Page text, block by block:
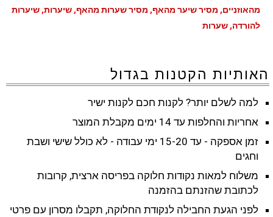
מהאוזניים, מסיר שיער מהאף, מסיר שערות מהאף, שיערות, שיערות
להורדה, שערות
האותיות הקטנות בגדול
למה לשלם יותר? לקנות חכם לקנות ישיר
אחריות והחלפות עד 14 ימים מקבלת המוצר
זמן אספקה - עד 15-20 ימי עבודה - לא כולל שישי ושבת
וחגים
משלוח למאות נקודות חלוקה בפריסה ארצית, קרובות
לכתובת שהזנתם בהזמנה
לפני הגעת החבילה לנקודת החלוקה, תקבלו מסרון עם פרטי